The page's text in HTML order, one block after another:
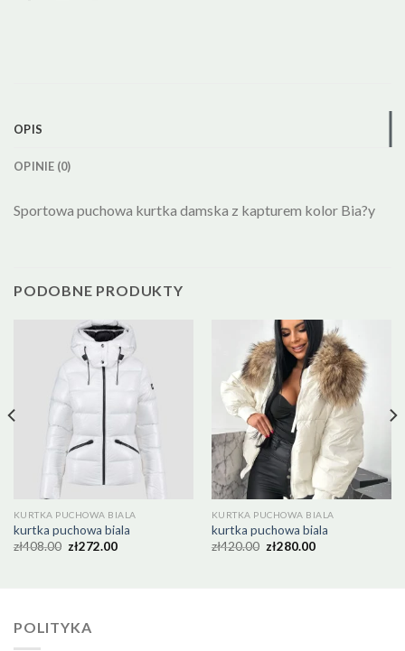
OPIS
OPINIE (0)
Sportowa puchowa kurtka damska z kapturem kolor Bia?y
PODOBNE PRODUKTY
KURTKA PUCHOWA BIALA
kurtka puchowa biala
zł408.00 zł272.00
KURTKA PUCHOWA BIALA
kurtka puchowa biala
zł420.00 zł280.00
POLITYKA